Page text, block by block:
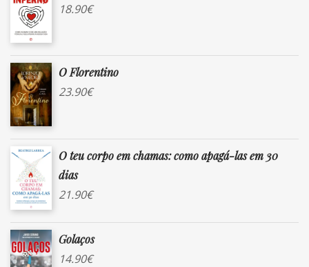
18.90€
O Florentino
23.90€
O teu corpo em chamas: como apagá-las em 30
dias
21.90€
Golaços
14.90€